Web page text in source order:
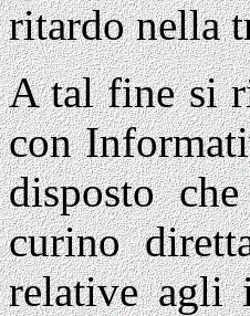
ritardo nella
A tal fine si
con
disposto
curino
relative agli